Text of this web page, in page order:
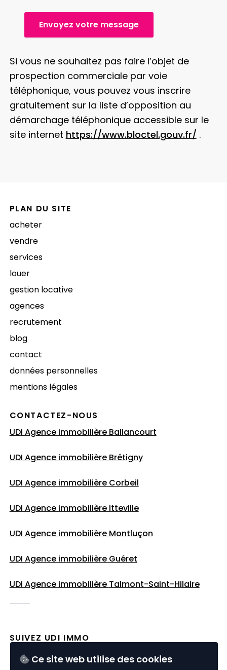
Ce site web utilise des cookies
Envoyez votre message
Si vous ne souhaitez pas faire l’objet de
prospection commerciale par voie
téléphonique, vous pouvez vous inscrire
gratuitement sur la liste d’opposition au
démarchage téléphonique accessible sur le
site internet https://www.bloctel.gouv.fr/ .
PLAN DU SITE
acheter
vendre
services
louer
gestion locative
agences
recrutement
blog
contact
données personnelles
mentions légales
CONTACTEZ-NOUS
UDI Agence immobilière Ballancourt
UDI Agence immobilière Brétigny
UDI Agence immobilière Corbeil
UDI Agence immobilière Itteville
UDI Agence immobilière Montluçon
UDI Agence immobilière Guéret
UDI Agence immobilière Talmont-Saint-Hilaire
SUIVEZ UDI IMMO